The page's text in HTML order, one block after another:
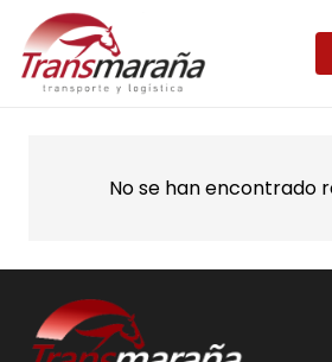
No se han encontrado